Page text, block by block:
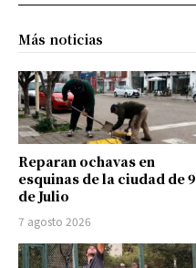
Más noticias
Reparan ochavas en
esquinas de la ciudad de 9
de Julio
7 agosto 2026